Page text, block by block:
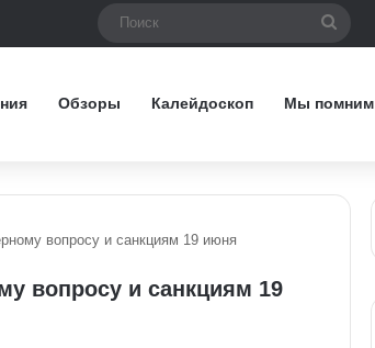
Обзоры Калейдоскоп Мы помним
вопросу и санкциям 19 июня
вопросу и санкциям 19